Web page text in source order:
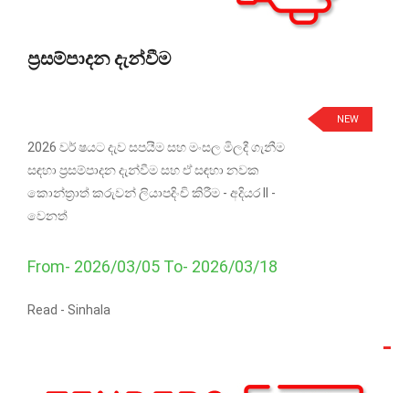
ප්‍රසම්පාදන දැන්වීම
NEW
2026 වර් ෂයට දැව සපයීම සහ මංසල මිලදී ගැනීම
සඳහා ප්‍රසම්පාදන දැන්වීම සහ ඒ සඳහා නවක
කොන්ත්‍රාත් කරුවන් ලියාපදිංචි කිරීම - අදියර II -
වෙනත්
From- 2026/03/05 To- 2026/03/18
Read - Sinhala